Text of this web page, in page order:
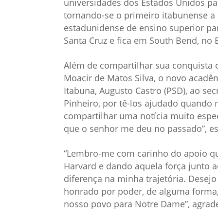
universidades dos Estados Unidos
tornando-se o primeiro itabunense
estadunidense de ensino superior
Santa Cruz e fica em South Bend, no
Além de compartilhar sua conquista
Moacir de Matos Silva, o novo
Itabuna, Augusto Castro (PSD), ao
Pinheiro, por tê-los ajudado quando
compartilhar uma notícia muito
que o senhor me deu no passado”,
“Lembro-me com carinho do apoio
Harvard e dando aquela força junto
diferença na minha trajetória.
honrado por poder, de alguma
nosso povo para Notre Dame”,